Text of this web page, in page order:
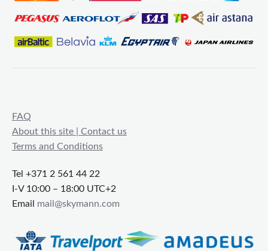
FAQ
About this site | Contact us
Terms and Conditions
Tel +371 2 561 44 22
I-V 10:00 – 18:00 UTC+2
Email mail@skymann.com